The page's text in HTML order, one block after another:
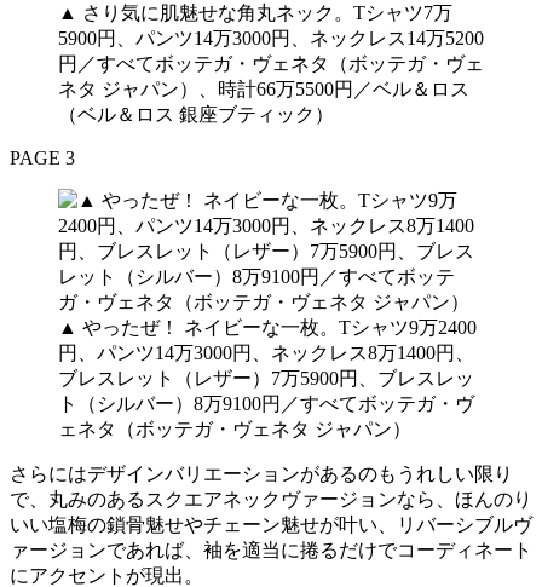
▲ さり気に肌魅せな角丸ネック。Tシャツ7万
5900円、パンツ14万3000円、ネックレス14万5200
円／すべてボッテガ・ヴェネタ（ボッテガ・ヴェ
ネタ ジャパン）、時計66万5500円／ベル＆ロス
（ベル＆ロス 銀座ブティック）
PAGE 3
▲ やったぜ！ ネイビーな一枚。Tシャツ9万2400
円、パンツ14万3000円、ネックレス8万1400円、
ブレスレット（レザー）7万5900円、ブレスレッ
ト（シルバー）8万9100円／すべてボッテガ・ヴ
ェネタ（ボッテガ・ヴェネタ ジャパン）
さらにはデザインバリエーションがあるのもうれしい限り
で、丸みのあるスクエアネックヴァージョンなら、ほんのり
いい塩梅の鎖骨魅せやチェーン魅せが叶い、リバーシブルヴ
ァージョンであれば、袖を適当に捲るだけでコーディネート
にアクセントが現出。